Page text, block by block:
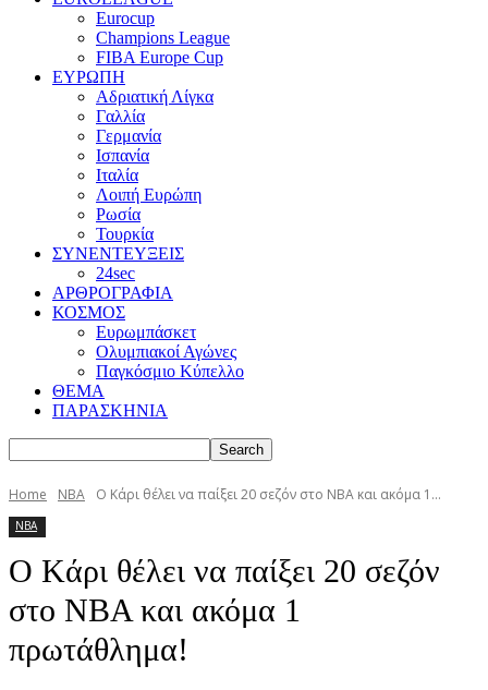
Eurocup
Champions League
FIBA Europe Cup
ΕΥΡΩΠΗ
Αδριατική Λίγκα
Γαλλία
Γερμανία
Ισπανία
Ιταλία
Λοιπή Ευρώπη
Ρωσία
Τουρκία
ΣΥΝΕΝΤΕΥΞΕΙΣ
24sec
ΑΡΘΡΟΓΡΑΦΙΑ
ΚΟΣΜΟΣ
Ευρωμπάσκετ
Ολυμπιακοί Αγώνες
Παγκόσμιο Κύπελλο
ΘΕΜΑ
ΠΑΡΑΣΚΗΝΙΑ
Home NBA O Kάρι θέλει να παίξει 20 σεζόν στο ΝΒΑ και ακόμα 1...
NBA
O Kάρι θέλει να παίξει 20 σεζόν
στο ΝΒΑ και ακόμα 1
πρωτάθλημα!